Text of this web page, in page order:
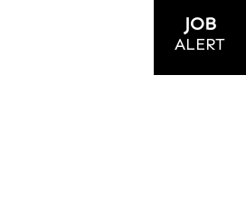
JOB
ALERT